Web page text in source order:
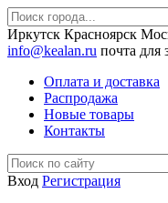
Иркутск Красноярск
info@kealan.ru почта для
Оплата и доставка
Распродажа
Новые товары
Контакты
Вход Регистрация